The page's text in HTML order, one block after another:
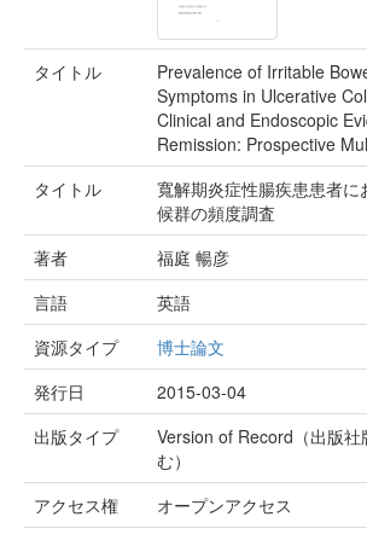
タイトル
Prevalence of Irritable
Symptoms in Ulcerative
Clinical and Endoscopic
Remission: Prospective
タイトル
寬解期炎症性腸疾患患者に
候群の頻度調査
著者
福庭 暢彦
言語
英語
資源タイプ
博士論文
発行日
2015-03-04
出版タイプ
Version of Record（出版社
む）
アクセス権
オープンアクセス